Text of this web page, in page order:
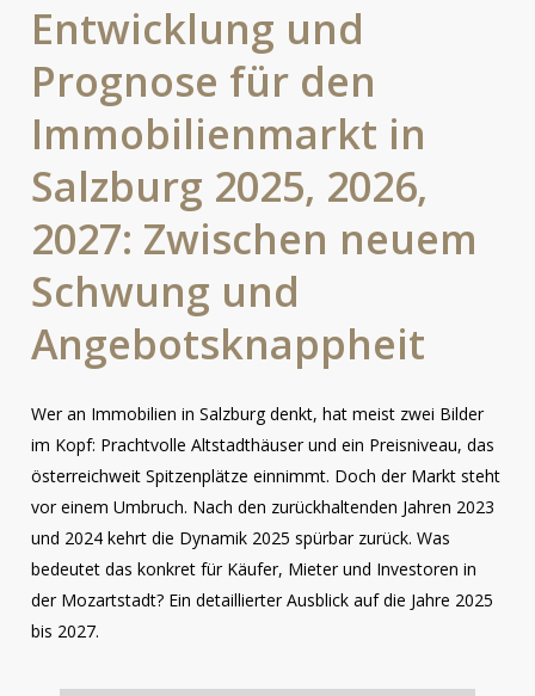
Entwicklung und
Prognose für den
Immobilienmarkt in
Salzburg 2025, 2026,
2027: Zwischen neuem
Schwung und
Angebotsknappheit
Wer an Immobilien in Salzburg denkt, hat meist zwei Bilder
im Kopf: Prachtvolle Altstadthäuser und ein Preisniveau, das
österreichweit Spitzenplätze einnimmt. Doch der Markt steht
vor einem Umbruch. Nach den zurückhaltenden Jahren 2023
und 2024 kehrt die Dynamik 2025 spürbar zurück. Was
bedeutet das konkret für Käufer, Mieter und Investoren in
der Mozartstadt? Ein detaillierter Ausblick auf die Jahre 2025
bis 2027.